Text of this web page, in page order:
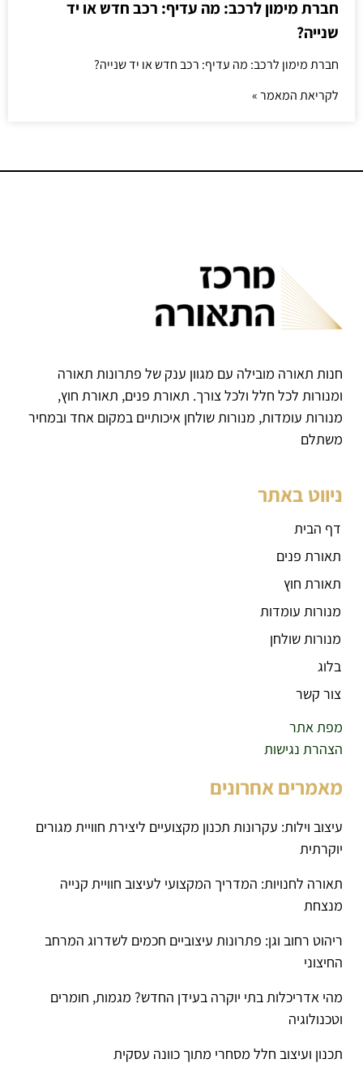
חברת מימון לרכב: מה עדיף: רכב חדש או יד
שנייה?
חברת מימון לרכב: מה עדיף: רכב חדש או יד שנייה?
לקריאת המאמר »
חנות תאורה מובילה עם מגוון ענק של פתרונות תאורה
ומנורות לכל חלל ולכל צורך. תאורת פנים, תאורת חוץ,
מנורות עומדות, מנורות שולחן איכותיים במקום אחד ובמחיר
משתלם
ניווט באתר
דף הבית
תאורת פנים
תאורת חוץ
מנורות עומדות
מנורות שולחן
בלוג
צור קשר
מפת אתר
הצהרת נגישות
מאמרים אחרונים
עיצוב וילות: עקרונות תכנון מקצועיים ליצירת חוויית מגורים
יוקרתית
תאורה לחנויות: המדריך המקצועי לעיצוב חוויית קנייה
מנצחת
ריהוט רחוב וגן: פתרונות עיצוביים חכמים לשדרוג המרחב
החיצוני
מהי אדריכלות בתי יוקרה בעידן החדש? מגמות, חומרים
וטכנולוגיה
תכנון ועיצוב חלל מסחרי מתוך כוונה עסקית